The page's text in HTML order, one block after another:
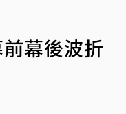
幕後波折